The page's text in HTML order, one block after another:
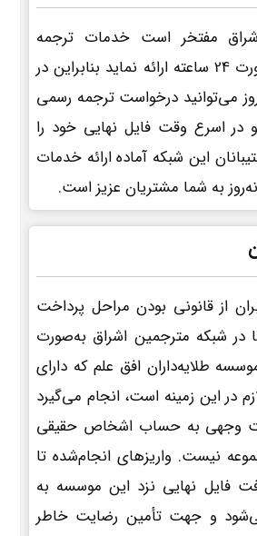
مفتخر است خدمات ترجمه
رسمی خود را به‌صورت 24 ساعته ارائه نماید بنابراین در
می‌توانید درخواست ترجمه رسمی
در اسرع وقت فایل نهایی خود را
این شبکه آماده ارائه خدمات
به شما مشتریان عزیز است.
از قانونی بودن مراحل پرداخت
در شبکه مترجمین اشراق به‌صورت
طلایه‌داران افق علم که دارای
در این زمینه است، انجام می‌گیرد
وجهی به حساب اشخاص حقیقی
نیست. واریزهای انجام‌شده تا
فایل نهایی نزد این موسسه به
و جهت تأمین رضایت خاطر